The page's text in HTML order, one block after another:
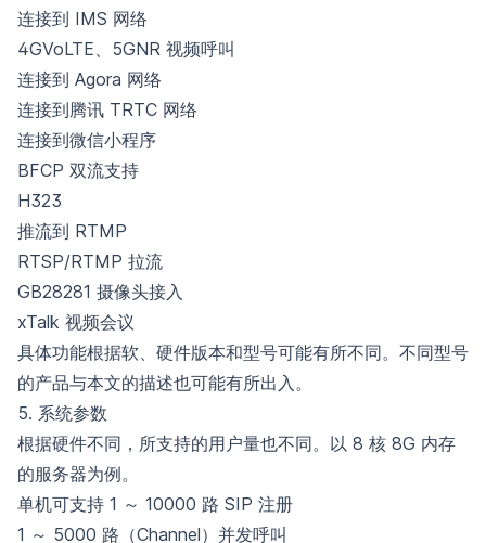
连接到 IMS 网络
4GVoLTE、5GNR 视频呼叫
连接到 Agora 网络
连接到腾讯 TRTC 网络
连接到微信小程序
BFCP 双流支持
H323
推流到 RTMP
RTSP/RTMP 拉流
GB28281 摄像头接入
xTalk 视频会议
具体功能根据软、硬件版本和型号可能有所不同。不同型号
的产品与本文的描述也可能有所出入。
5. 系统参数
根据硬件不同，所支持的用户量也不同。以 8 核 8G 内存
的服务器为例。
单机可支持 1 ～ 10000 路 SIP 注册
1 ～ 5000 路（Channel）并发呼叫